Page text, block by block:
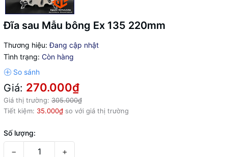
Đĩa sau Mẫu bông Ex 135 220mm
Thương hiệu: Đang cập nhật
Tình trạng: Còn hàng
Giá: 270.000₫
Giá thị trường: 305.000₫
Tiết kiệm: 35.000₫ so với giá thị trường
Số lượng:
− +